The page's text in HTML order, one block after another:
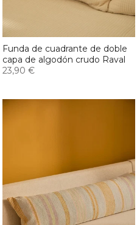
Funda de cuadrante de doble
capa de algodón crudo Raval
23,90 €